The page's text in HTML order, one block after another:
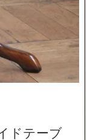
ドテーブ